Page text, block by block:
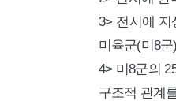
3> 전시에 지
미육군(미8
4> 미8군의
구조적 관계